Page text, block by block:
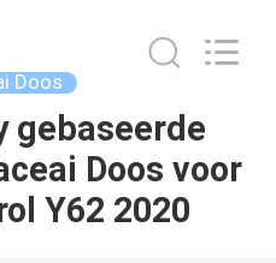
Doos
gebaseerde
Doos voor
Y62 2020